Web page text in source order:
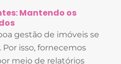
Mantendo os
gestão de imóveis se
Por isso, fornecemos
meio de relatórios